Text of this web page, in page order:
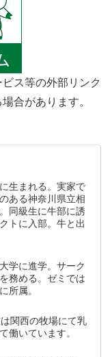
ス等の外部リンク
合があります。
生まれる。実家で
ある神奈川県立相
同級生に牛部に誘
トに入部。牛と出
学に進学。サーク
務める。ゼミでは
所属。
関西の牧場にて乳
働いています。